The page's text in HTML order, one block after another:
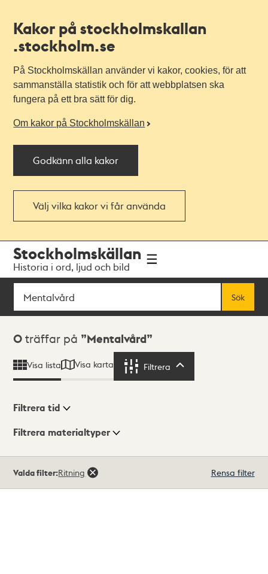
Kakor på stockholmskallan
.stockholm.se
På Stockholmskällan använder vi kakor, cookies, för att
sammanställa statistik och för att webbplatsen ska
fungera på ett bra sätt för dig.
Om kakor på Stockholmskällan
Godkänn alla kakor
Välj vilka kakor vi får använda
navigationen
huvudinnehållet
Stockholmskällan
Historia i ord, ljud och bild
Sök
Sök
Sökresultat
0 träffar på Mentalvård
Visa lista Visa karta Filtrera
Visningsläge
Filtrera tid
Filtrera materialtyper
träffar
Valda filter:Ritning Rensa filter